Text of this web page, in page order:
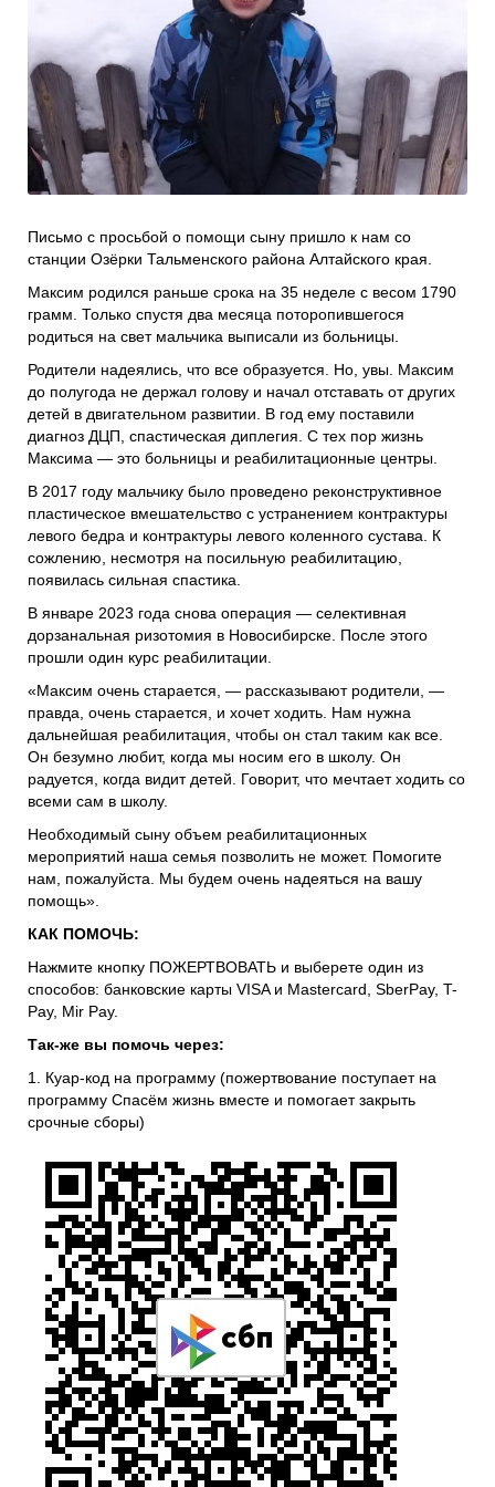
Боксы для пожертвований
Нужна помощь?
Программы фонда
Справочник
Медиа
События и люди
Наши друзья
Банеры
Письмо с просьбой о помощи сыну пришло к нам со
станции Озёрки Тальменского района Алтайского края.
Максим родился раньше срока на 35 неделе с весом 1790
грамм. Только спустя два месяца поторопившегося
родиться на свет мальчика выписали из больницы.
Родители надеялись, что все образуется. Но, увы. Максим
до полугода не держал голову и начал отставать от других
детей в двигательном развитии. В год ему поставили
диагноз ДЦП, спастическая диплегия. С тех пор жизнь
Максима — это больницы и реабилитационные центры.
В 2017 году мальчику было проведено реконструктивное
пластическое вмешательство с устранением контрактуры
левого бедра и контрактуры левого коленного сустава. К
сожлению, несмотря на посильную реабилитацию,
появилась сильная спастика.
В январе 2023 года снова операция — селективная
дорзанальная ризотомия в Новосибирске. После этого
прошли один курс реабилитации.
«Максим очень старается, — рассказывают родители, —
правда, очень старается, и хочет ходить. Нам нужна
дальнейшая реабилитация, чтобы он стал таким как все.
Он безумно любит, когда мы носим его в школу. Он
радуется, когда видит детей. Говорит, что мечтает ходить со
всеми сам в школу.
Необходимый сыну объем реабилитационных
мероприятий наша семья позволить не может. Помогите
нам, пожалуйста. Мы будем очень надеяться на вашу
помощь».
КАК ПОМОЧЬ:
Нажмите кнопку ПОЖЕРТВОВАТЬ и выберете один из
способов: банковские карты VISA и Mastercard, SberPay, T-
Pay, Mir Pay.
Так-же вы помочь через:
1. Куар-код на программу (пожертвование поступает на
программу Спасём жизнь вместе и помогает закрыть
срочные сборы)